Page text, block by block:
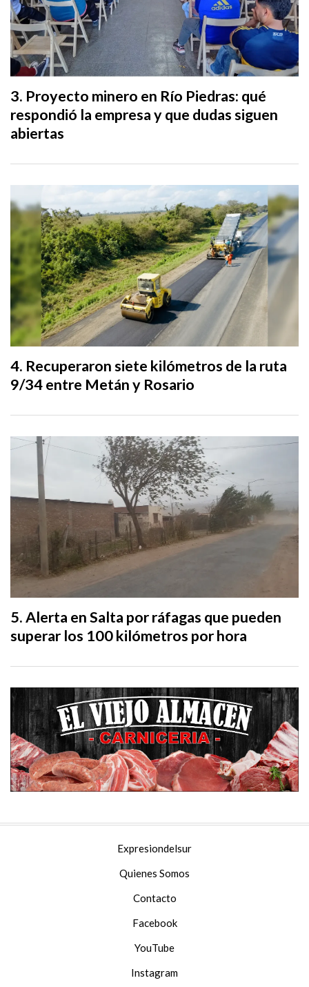
Proyecto minero en Río Piedras: qué
respondió la empresa y que dudas siguen
abiertas
Recuperaron siete kilómetros de la ruta
9/34 entre Metán y Rosario
Alerta en Salta por ráfagas que pueden
superar los 100 kilómetros por hora
Expresiondelsur
Quienes Somos
Contacto
Facebook
YouTube
Instagram